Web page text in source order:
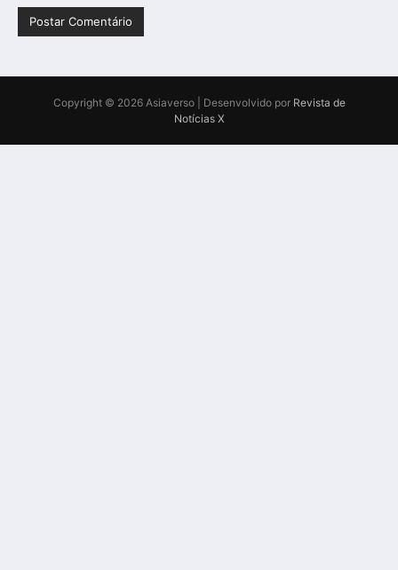
Copyright © 2026 Asiaverso | Desenvolvido por Revista de
Notícias X